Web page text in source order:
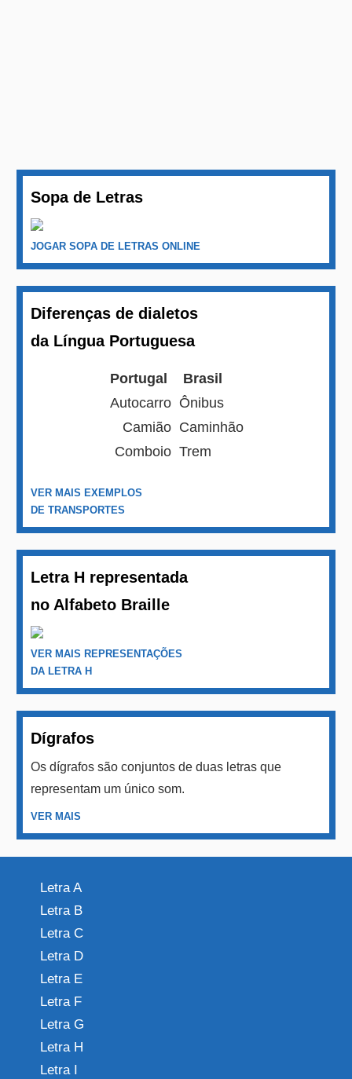
Sopa de Letras
JOGAR SOPA DE LETRAS ONLINE
Diferenças de dialetos
da Língua Portuguesa
Portugal
Brasil
Autocarro Ônibus
Camião Caminhão
Comboio Trem
VER MAIS EXEMPLOS
DE TRANSPORTES
Letra H representada
no Alfabeto Braille
VER MAIS REPRESENTAÇÕES
DA LETRA H
Dígrafos
Os dígrafos são conjuntos de duas letras que
representam um único som.
VER MAIS
Letra A
Letra B
Letra C
Letra D
Letra E
Letra F
Letra G
Letra H
Letra I